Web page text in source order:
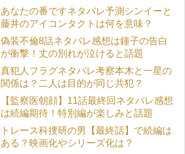
あなたの番ですネタバレ予測シンイーと
藤井のアイコンタクトは何を意味？
偽装不倫8話ネタバレ感想は鐘子の告白
が衝撃！丈の別れが泣けると話題
真犯人フラグネタバレ考察本木と一星の
関係は？二人は目的が同じ共犯？
【監察医朝顔】11話最終回ネタバレ感想
は続編期待！特別編が楽しみと話題
トレース科捜研の男【最終話】で続編は
ある？映画化やシリーズ化は？